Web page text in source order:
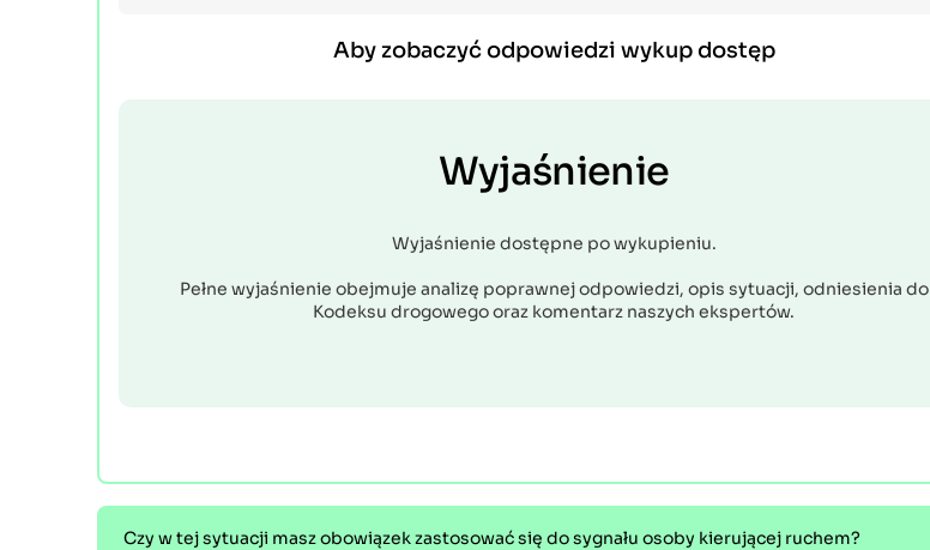
Aby zobaczyć odpowiedzi wykup dostęp
Wyjaśnienie
Wyjaśnienie dostępne po wykupieniu.
Pełne wyjaśnienie obejmuje analizę poprawnej odpowiedzi, opis sytuacji, odniesienia do
Kodeksu drogowego oraz komentarz naszych ekspertów.
Czy w tej sytuacji masz obowiązek zastosować się do sygnału osoby kierującej ruchem?